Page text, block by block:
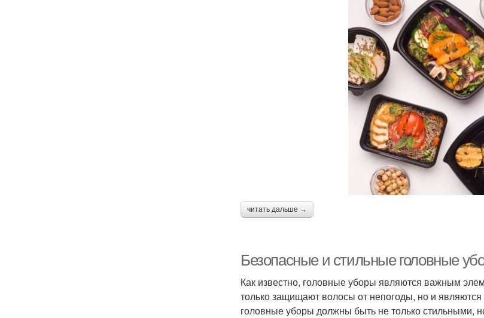
читать дальше →
Безопасные и стильные головные
Как известно, головные уборы являются важным
только защищают волосы от непогоды, но и
головные уборы должны быть не только стильными,